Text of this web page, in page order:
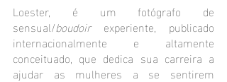
Loester, é um fotógrafo de
sensual/boudoir experiente, publicado
internacionalmente e altamente
conceituado, que dedica sua carreira a
ajudar as mulheres a se sentirem